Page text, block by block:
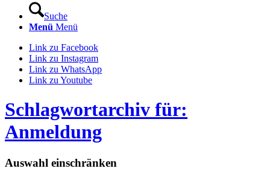
Suche
Menü Menü
Link zu Facebook
Link zu Instagram
Link zu WhatsApp
Link zu Youtube
Schlagwortarchiv für:
Anmeldung
Auswahl einschränken